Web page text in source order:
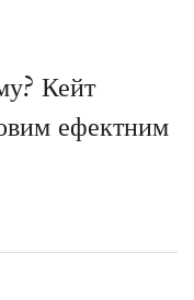
Кейт
ефектним